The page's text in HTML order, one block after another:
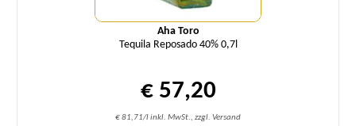
Aha Toro
Tequila Reposado 40% 0,7l
€ 57,20
€ 81,71/l inkl. MwSt., zzgl. Versand